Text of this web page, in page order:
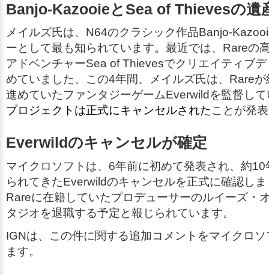
Banjo-KazooieとSea of Thievesの遺
メイルズ氏は、N64のクラシック作品Banjo-
ーとして最も知られています。最近では、Rareの
アドベンチャーSea of Thievesでクリエイティブ
めていました。この4年間、メイルズ氏は、Rare
進めていたファンタジーゲームEverwild を監督し
プロジェクトは正式にキャンセルされたことが発
Everwildのキャンセルが確定
マイクロソフトは、6年前に初めて発表され、約
られてきたEverwildのキャンセルを正式に確認し
Rareに在籍していたプロデューサーのルイーズ・
タジオを退職する予定と報じられています。
IGNは、この件に関する追加コメントをマイクロ
ます。